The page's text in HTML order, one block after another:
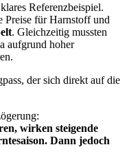
Referenzbeispiel.
Preise für Harnstoff und
. Gleichzeitig mussten
aufgrund hoher
der sich direkt auf die
wirken steigende
Dann jedoch